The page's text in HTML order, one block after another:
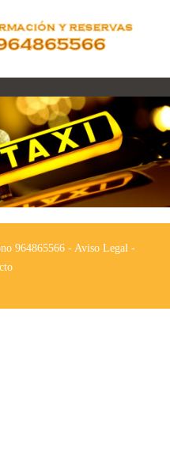
964865566 - Aviso Legal-